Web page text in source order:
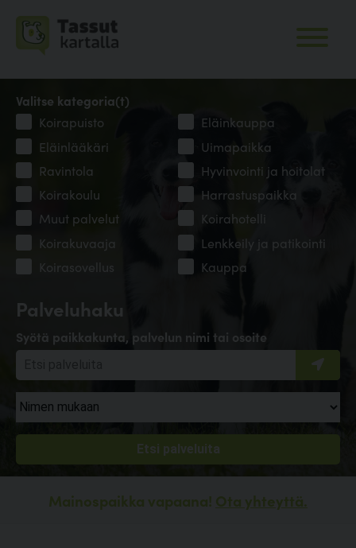
Palveluhaku
Syötä paikkakunta, palvelun nimi tai osoite
Valitse kategoria(t)
Koirapuisto
Eläinkauppa
Eläinlääkäri
Uimapaikka
Ravintola
Hyvinvointi ja hoitolat
Koirakoulu
Harrastuspaikka
Muut palvelut
Koirahotelli
Koirakuvaaja
Lenkkeily ja patikointi
Koirasovellus
Kauppa
Mainospaikka vapaana! Ota yhteyttä.